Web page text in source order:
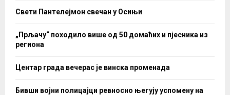
Свети Пантелејмон свечан у Осињи
„Прљачу“ походило више од 50 домаћих и пјесника из
региона
Центар града вечерас је винска променада
Бивши војни полицајци ревносно његују успомену на